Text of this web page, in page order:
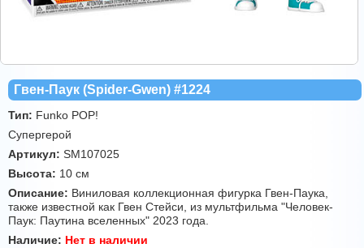
Гвен-Паук (Spider-Gwen) #1224
Тип: Funko POP!
Супергерой
Артикул: SM107025
Высота: 10 см
Описание: Виниловая коллекционная фигурка Гвен-Паука,
также известной как Гвен Стейси, из мультфильма "Человек-
Паук: Паутина вселенных" 2023 года.
Наличие: Нет в наличии